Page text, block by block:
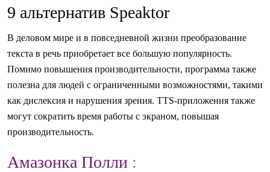
9 альтернатив Speaktor
В деловом мире и в повседневной жизни преобразование
текста в речь приобретает все большую популярность.
Помимо повышения производительности, программа также
полезна для людей с ограниченными возможностями, такими
как дислексия и нарушения зрения. TTS-приложения также
могут сократить время работы с экраном, повышая
производительность.
Амазонка Полли :